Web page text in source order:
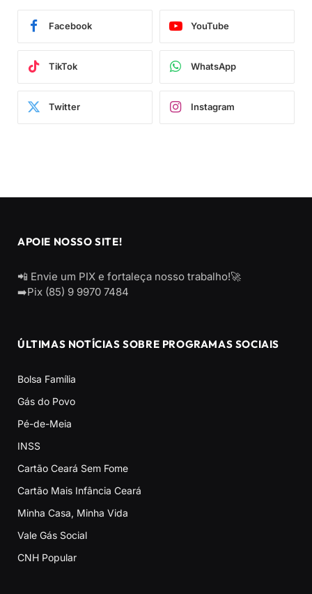
Facebook YouTube
TikTok WhatsApp
Twitter Instagram
APOIE NOSSO SITE!
📲 Envie um PIX e fortaleça nosso trabalho!🚀
➡️Pix (85) 9 9970 7484
ÚLTIMAS NOTÍCIAS SOBRE PROGRAMAS SOCIAIS
Bolsa Família
Gás do Povo
Pé-de-Meia
INSS
Cartão Ceará Sem Fome
Cartão Mais Infância Ceará
Minha Casa, Minha Vida
Vale Gás Social
CNH Popular